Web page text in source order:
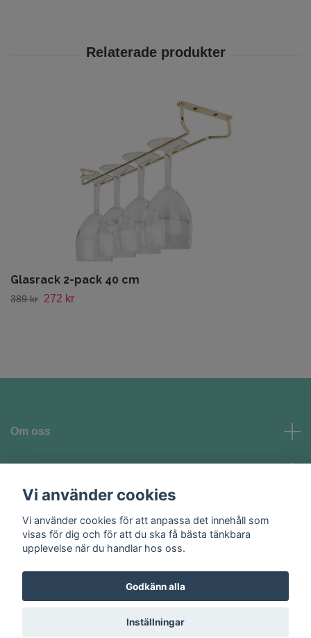
Glasrack 2-pack 40 cm
389 kr 272 kr
Om oss
Sociala medier
© 2026 Homeglam AB
Vi använder cookies
Vi använder cookies för att anpassa det innehåll som
visas för dig och för att du ska få bästa tänkbara
upplevelse när du handlar hos oss.
Godkänn alla
Inställningar